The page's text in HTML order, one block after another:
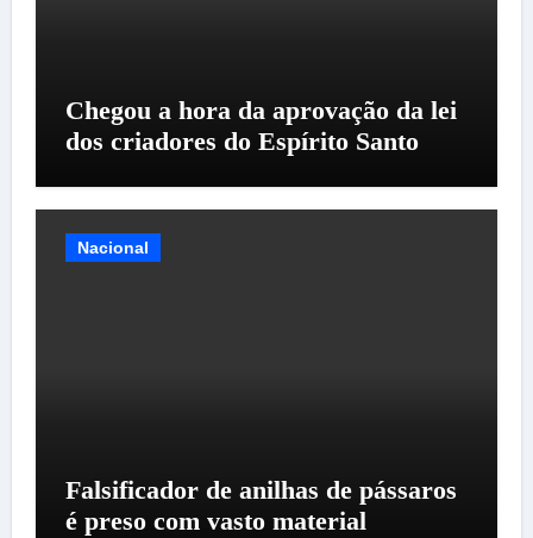
Chegou a hora da aprovação da lei
dos criadores do Espírito Santo
Nacional
Falsificador de anilhas de pássaros
é preso com vasto material